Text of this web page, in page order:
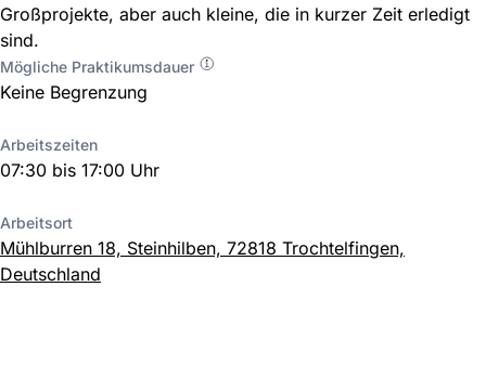
Großprojekte, aber auch kleine, die in kurzer Zeit erledigt
sind.
Mögliche Praktikumsdauer
Keine Begrenzung
Arbeitszeiten
07:30 bis 17:00 Uhr
Arbeitsort
Mühlburren 18, Steinhilben, 72818 Trochtelfingen,
Deutschland